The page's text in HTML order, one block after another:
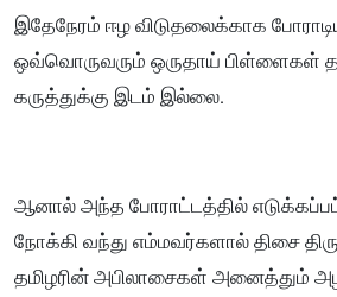
இதேநேரம் ஈழ விடுதலைக்காக
ஒவ்வொருவரும் ஒருதாய் பிள்ளைகள்
கருத்துக்கு இடம் இல்லை.
ஆனால் அந்த போராட்டத்தில்
நோக்கி வந்து எம்மவர்களால் திசை
தமிழரின் அபிலாசைகள் அனைத்தும்